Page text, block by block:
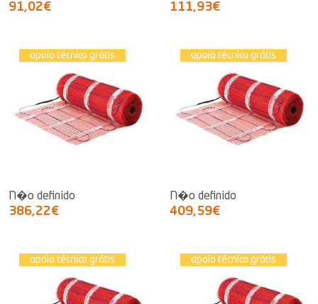
91,02€ 111,93€
apoio técnico grátis
N�o definido
386,22€
apoio técnico grátis
N�o definido
409,59€
apoio técnico grátis apoio técnico grátis